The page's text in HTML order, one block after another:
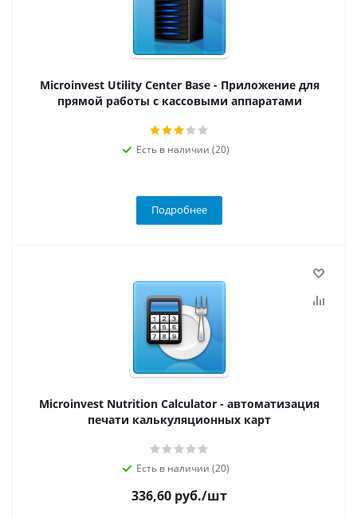
Microinvest Utility Center Base - Приложение для
прямой работы с кассовыми аппаратами
Есть в наличии (20)
Подробнее
Microinvest Nutrition Calculator - автоматизация
печати калькуляционных карт
Есть в наличии (20)
336,60 руб./шт